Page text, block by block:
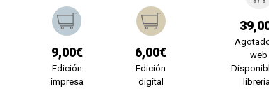
9,00€
Edición
impresa
6,00€
Edición
digital
web